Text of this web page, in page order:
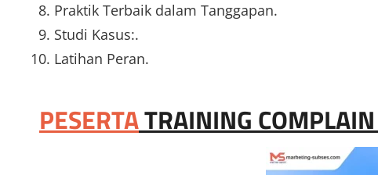
Praktik Terbaik dalam Tanggapan.
Studi Kasus:.
Latihan Peran.
PESERTATRAINING